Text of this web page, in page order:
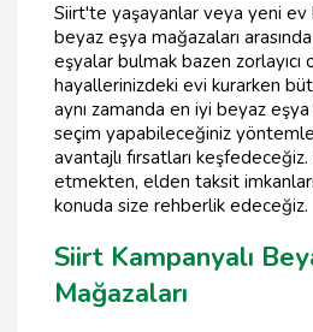
Siirt'te yaşayanlar veya yeni ev
beyaz eşya mağazaları
eşyalar bulmak bazen zorlayıcı
hayallerinizdeki evi kurarken
aynı zamanda en iyi beyaz eşya
seçim yapabileceğiniz
avantajlı fırsatları
etmekten, elden taksit
konuda size rehberlik edeceğiz.
Siirt Kampanyalı
Mağazaları